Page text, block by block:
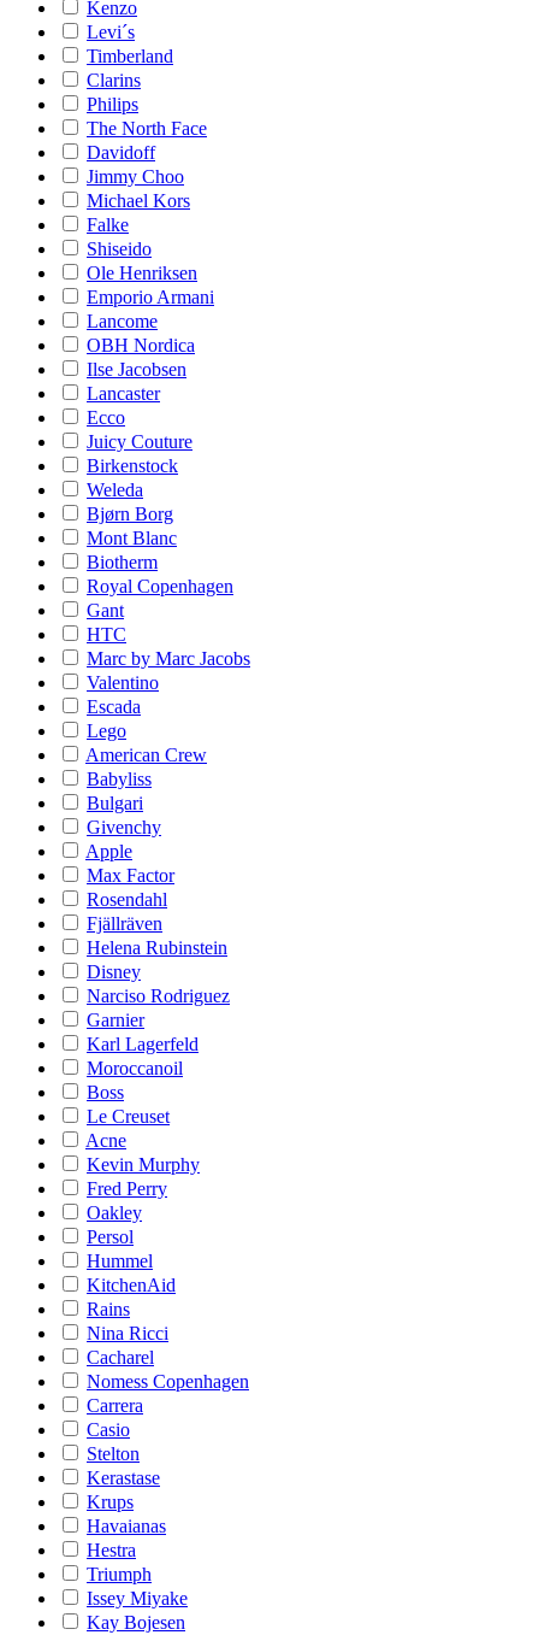
Kenzo
Levi´s
Timberland
Clarins
Philips
The North Face
Davidoff
Jimmy Choo
Michael Kors
Falke
Shiseido
Ole Henriksen
Emporio Armani
Lancome
OBH Nordica
Ilse Jacobsen
Lancaster
Ecco
Juicy Couture
Birkenstock
Weleda
Bjørn Borg
Mont Blanc
Biotherm
Royal Copenhagen
Gant
HTC
Marc by Marc Jacobs
Valentino
Escada
Lego
American Crew
Babyliss
Bulgari
Givenchy
Apple
Max Factor
Rosendahl
Fjällräven
Helena Rubinstein
Disney
Narciso Rodriguez
Garnier
Karl Lagerfeld
Moroccanoil
Boss
Le Creuset
Acne
Kevin Murphy
Fred Perry
Oakley
Persol
Hummel
KitchenAid
Rains
Nina Ricci
Cacharel
Nomess Copenhagen
Carrera
Casio
Stelton
Kerastase
Krups
Havaianas
Hestra
Triumph
Issey Miyake
Kay Bojesen